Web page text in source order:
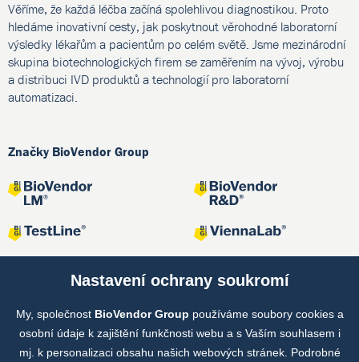
Věříme, že každá léčba začíná spolehlivou diagnostikou. Proto
hledáme inovativní cesty, jak poskytnout věrohodné laboratorní
výsledky lékařům a pacientům po celém světě. Jsme mezinárodní
skupina biotechnologických firem se zaměřením na vývoj, výrobu
a distribuci IVD produktů a technologií pro laboratorní
automatizaci.
Značky BioVendor Group
Společné projekty
Nastavení ochrany soukromí
My, společnost BioVendor Group používáme soubory cookies a
osobní údaje k zajištění funkčnosti webu a s Vaším souhlasem i
mj. k personalizaci obsahu našich webových stránek. Podrobné